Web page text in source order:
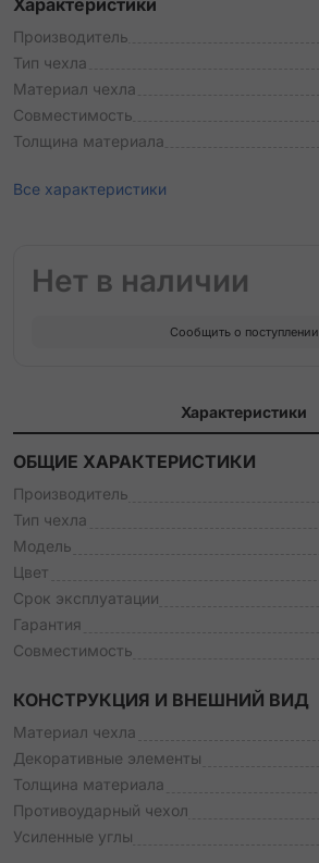
Характеристики
Производитель
Тип чехла
Материал чехла
Совместимость
Толщина материала
Все характеристики
Нет в наличии
Сообщить о поступлении
Характеристики
ОБЩИЕ ХАРАКТЕРИСТИКИ
Производитель
Тип чехла
Модель
Цвет
Срок эксплуатации
Гарантия
Совместимость
КОНСТРУКЦИЯ И ВНЕШНИЙ ВИД
Материал чехла
Декоративные элементы
Толщина материала
Противоударный чехол
Усиленные углы